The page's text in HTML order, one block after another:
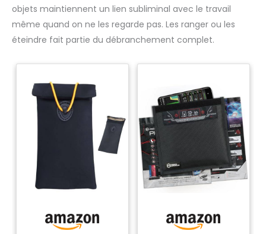
objets maintiennent un lien subliminal avec le travail
même quand on ne les regarde pas. Les ranger ou les
éteindre fait partie du débranchement complet.